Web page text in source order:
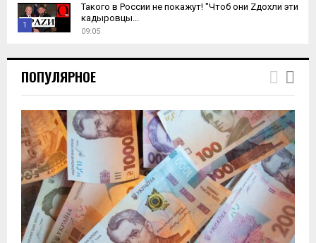
1
h
u
a
y
u
Такого в России не покажут! "Чтоб они Zдохли эти
кадыровцы...
09:05
ПОПУЛЯРНОЕ